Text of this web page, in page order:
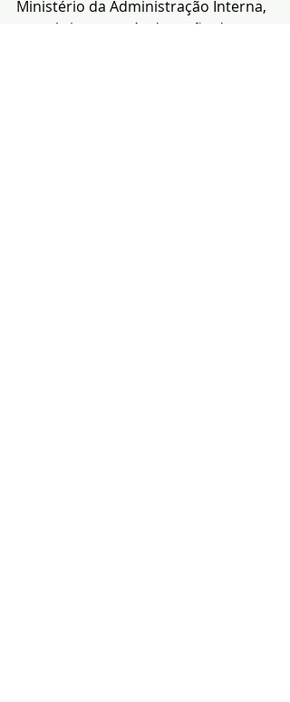
Ministério da Administração Interna,
o qual visa, através da acção das